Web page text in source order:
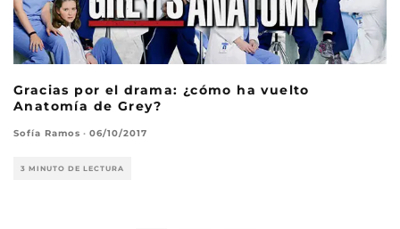
Gracias por el drama: ¿cómo ha vuelto
Anatomía de Grey?
Sofía Ramos · 06/10/2017
3 MINUTO DE LECTURA